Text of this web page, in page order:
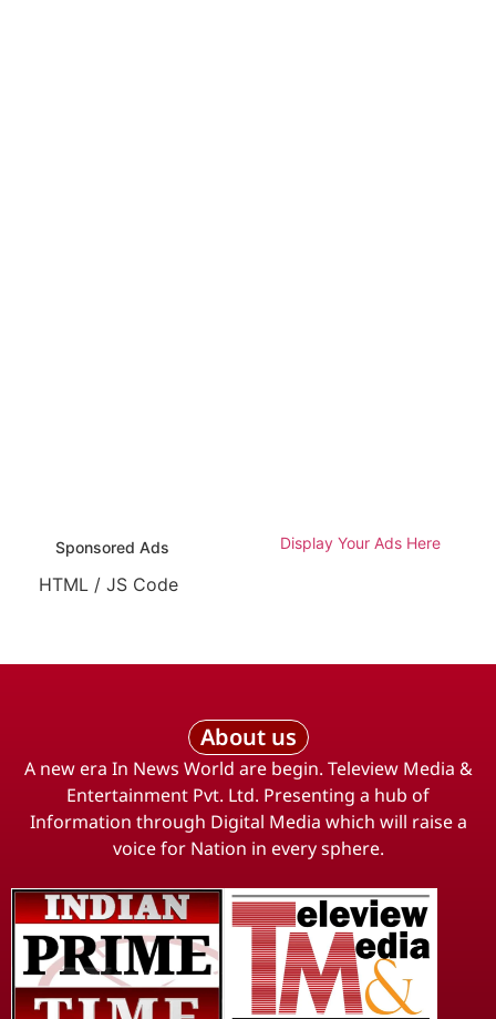
Sponsored Ads Display Your Ads Here
HTML / JS Code
About us
A new era In News World are begin. Teleview Media &
Entertainment Pvt. Ltd. Presenting a hub of
Information through Digital Media which will raise a
voice for Nation in every sphere.